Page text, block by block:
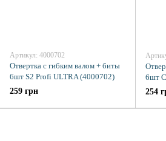
Артикул: 4000702
Отвертка с гибким валом + биты
6шт S2 Profi ULTRA (4000702)
259 грн
6шт
254